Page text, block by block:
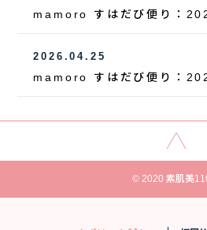
mamoro すはだび便り：
2026.04.25
mamoro すはだび便り：
© 2020 素肌美